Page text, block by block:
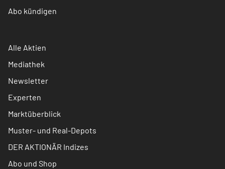
Abo kündigen
Alle Aktien
Mediathek
Newsletter
Experten
Marktüberblick
Muster- und Real-Depots
DER AKTIONÄR Indizes
Abo und Shop